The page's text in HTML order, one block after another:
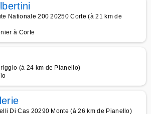
Nationale 200 20250 Corte (à 21 km de
à Corte
(à 24 km de Pianello)
Di Cas 20290 Monte (à 26 km de Pianello)